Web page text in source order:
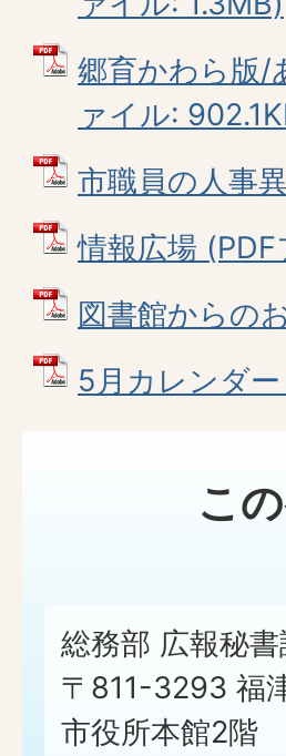
郷育かわら版/
ァイル:
市職員の人事
情報広場
図書館からの
5月カレンダ
こ
総務部 広報秘
〒811-3293 福
市役所本館2階